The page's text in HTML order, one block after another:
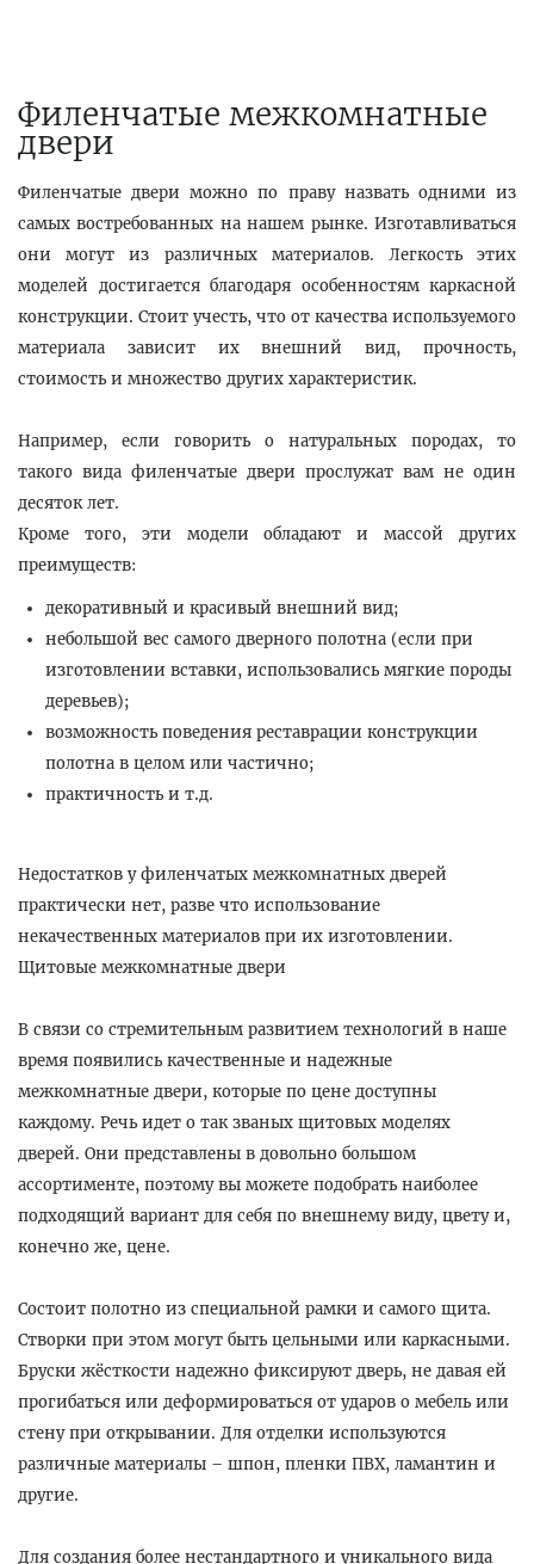
Филенчатые межкомнатные
двери
Филенчатые двери можно по праву назвать одними из
самых востребованных на нашем рынке. Изготавливаться
они могут из различных материалов. Легкость этих
моделей достигается благодаря особенностям каркасной
конструкции. Стоит учесть, что от качества используемого
материала зависит их внешний вид, прочность,
стоимость и множество других характеристик.
Например, если говорить о натуральных породах, то
такого вида филенчатые двери прослужат вам не один
десяток лет.
Кроме того, эти модели обладают и массой других
преимуществ:
декоративный и красивый внешний вид;
небольшой вес самого дверного полотна (если при
изготовлении вставки, использовались мягкие породы
деревьев);
возможность поведения реставрации конструкции
полотна в целом или частично;
практичность и т.д.
Недостатков у филенчатых межкомнатных дверей
практически нет, разве что использование
некачественных материалов при их изготовлении.
Щитовые межкомнатные двери
В связи со стремительным развитием технологий в наше
время появились качественные и надежные
межкомнатные двери, которые по цене доступны
каждому. Речь идет о так званых щитовых моделях
дверей. Они представлены в довольно большом
ассортименте, поэтому вы можете подобрать наиболее
подходящий вариант для себя по внешнему виду, цвету и,
конечно же, цене.
Состоит полотно из специальной рамки и самого щита.
Створки при этом могут быть цельными или каркасными.
Бруски жёсткости надежно фиксируют дверь, не давая ей
прогибаться или деформироваться от ударов о мебель или
стену при открывании. Для отделки используются
различные материалы – шпон, пленки ПВХ, ламантин и
другие.
Для создания более нестандартного и уникального вида